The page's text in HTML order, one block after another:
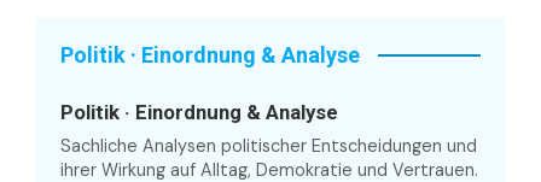
Politik · Einordnung & Analyse
Politik · Einordnung & Analyse
Sachliche Analysen politischer Entscheidungen und
ihrer Wirkung auf Alltag, Demokratie und Vertrauen.